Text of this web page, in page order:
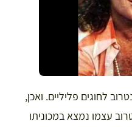
לחוגים פליליים. ואכן,
עצמו נמצא במכוניתו